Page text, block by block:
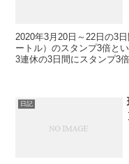
2020年3月20日～22日の3
ートル）のスタンプ3倍と
3連休の3日間にスタンプ3倍
日記